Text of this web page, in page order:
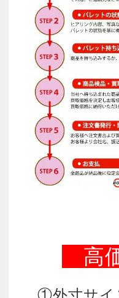
高
①外寸サイ